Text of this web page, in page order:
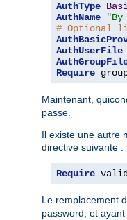
AuthType
AuthName
# Optional
AuthUserFile
Require
Maintenant,
passe.
Il existe une autre
directive suivante :
Require
Le remplacement
password, et